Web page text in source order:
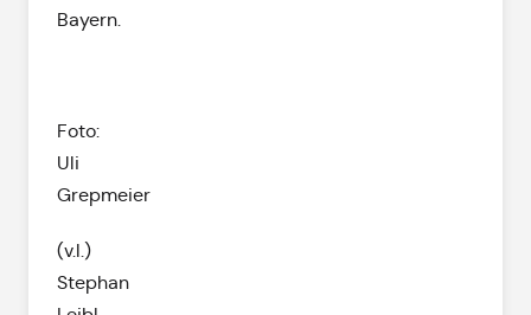
Bayern.
Foto:
Uli
Grepmeier
(v.l.)
Stephan